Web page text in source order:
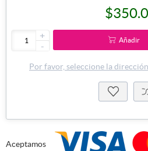
+
-
Añadir
Por favor, seleccione la
Aceptamos